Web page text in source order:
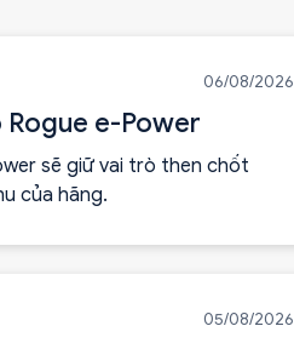
06/08/2026
Rogue e-Power
sẽ giữ vai trò then chốt
của hãng.
05/08/2026